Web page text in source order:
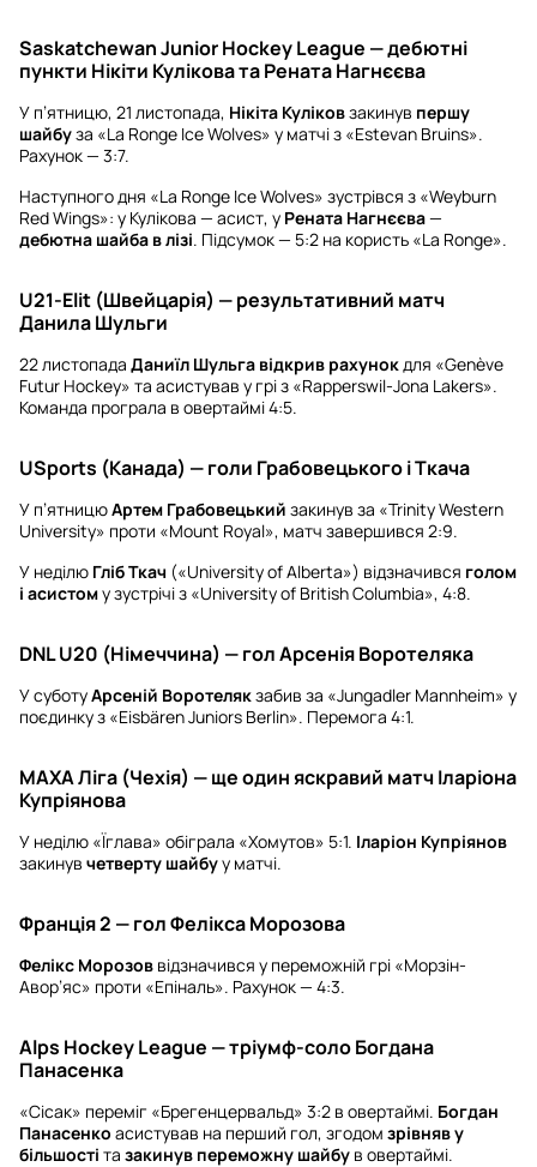
Saskatchewan Junior Hockey League — дебютні
пункти Нікіти Кулікова та Рената Нагнєєва
У п’ятницю, 21 листопада, Нікіта Куліковзакинув першу
шайбуза «La Ronge Ice Wolves» у матчі з «Estevan Bruins».
Рахунок — 3:7.
Наступного дня «La Ronge Ice Wolves» зустрівся з «Weyburn
Red Wings»: у Кулікова — асист, у Рената Нагнєєва—
дебютна шайба в лізі. Підсумок — 5:2 на користь «La Ronge».
U21-Elit (Швейцарія) — результативний матч
Данила Шульги
22 листопада Даниїл Шульга відкрив рахунок для «Genève
Futur Hockey» та асистував у грі з «Rapperswil-Jona Lakers».
Команда програла в овертаймі 4:5.
USports (Канада) — голи Грабовецького і Ткача
У п’ятницюАртем Грабовецький закинув за «Trinity Western
University» проти «Mount Royal», матч завершився 2:9.
У неділю Гліб Ткач («University of Alberta») відзначився голом
і асистому зустрічі з «University of British Columbia», 4:8.
DNL U20 (Німеччина) — гол Арсенія Воротеляка
У суботуАрсеній Воротелякзабив за «Jungadler Mannheim» у
поєдинку з «Eisbären Juniors Berlin». Перемога 4:1.
МАХА Ліга (Чехія) — ще один яскравий матч Іларіона
Купріянова
У неділю «Їглава» обіграла «Хомутов» 5:1. Іларіон Купріянов
закинув четверту шайбуу матчі.
Франція 2 — гол Фелікса Морозова
Фелікс Морозов відзначився у переможній грі «Морзін-
Авор’яс» проти «Епіналь». Рахунок — 4:3.
Alps Hockey League — тріумф-соло Богдана
Панасенка
«Сісак» переміг «Брегенцервальд» 3:2 в овертаймі. Богдан
Панасенко асистував на перший гол, згодом зрівняв у
більшості та закинув переможну шайбу в овертаймі.